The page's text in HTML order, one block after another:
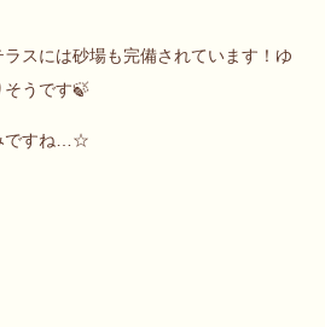
スには砂場も完備されています！ゆ
そうです🍃
ですね…☆